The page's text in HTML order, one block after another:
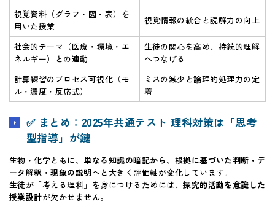
視覚資料（グラフ・図・表）を
用いた授業
視覚情報の統合と読解力の向上
社会的テーマ（医療・環境・エ
ネルギー）との連動
生徒の関心を高め、持続的理解
へつなげる
計算練習のプロセス可視化（モ
ル・濃度・反応式）
ミスの減少と論理的処理力の定
着
✅ まとめ：2025年共通テスト 理科対策は「思考
型指導」が鍵
生物・化学ともに、 単なる知識の暗記から、根拠に基づいた判断・デ
ータ解釈・現象の説明へと大きく評価軸が変化しています。
生徒が「考える理科」を身につけるためには、探究的活動を意識した
授業設計が欠かせません。